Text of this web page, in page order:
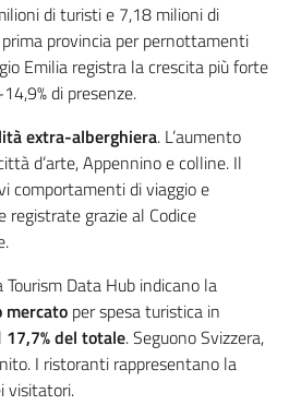
di turisti e 7,18 milioni di
provincia per pernottamenti
Emilia registra la crescita più forte
di presenze.
extra-alberghiera. L’aumento
d’arte, Appennino e colline. Il
comportamenti di viaggio e
registrate grazie al Codice
Data Hub indicano la
mercato per spesa turistica in
17,7% del totale. Seguono Svizzera,
I ristoranti rappresentano la
visitatori.